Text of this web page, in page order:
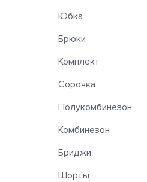
Юбка
Брюки
Комплект
Сорочка
Полукомбинезон
Комбинезон
Бриджи
Шорты